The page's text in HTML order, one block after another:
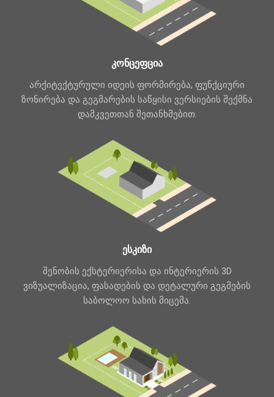
კონცეფცია
არქიტექტურული იდეის ფორმირება, ფუნქციური
ზონირება და გეგმარების საწყისი ვერსიების შექმნა
დამკვეთთან შეთანხმებით.
ესკიზი
შენობის ექსტერიერისა და ინტერიერის 3D
ვიზუალიზაცია, ფასადების და დეტალური გეგმების
საბოლოო სახის მიცემა.